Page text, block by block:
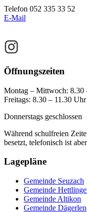
Telefon 052 335 33 52
E-Mail
Öffnungszeiten
Montag – Mittwoch: 8.30
Freitags: 8.30 – 11.30 Uhr
Donnerstags geschlossen
Während schulfreien
besetzt, telefonisch ist
Lagepläne
Gemeinde Seuzach
Gemeinde
Gemeinde Altikon
Gemeinde Dägerlen